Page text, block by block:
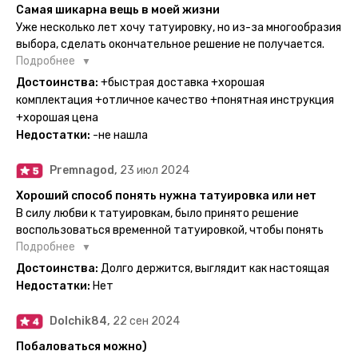
запястье) - вследствие чего могут плохо отпечататься
какие-то части рисунка. Но это, скажем так, риски, которые
вы берёте на себя сами ;)
Самая шикарна вещь в моей жизни
Уже несколько лет хочу татуировку, но из-за многообразия
выбора, сделать окончательное решение не получается.
Поэтому everink стали для меня настоящей находкой. Как
только тату пришли, я сразу понеслась их забирать. Хочу
отметить, что у everink очень большой выбор мест для
доставки, что значительно упрощает процесс получения
тату. Посылка была упакованна в бумажный плотный
конверт, внутри оказалась ещё одна упаковка с
дизайнерским принтом. Комплектация набора: сами тату,
упакованные в специальные пакетики, салфетки,
инструкция по нанесению. Всё выглядит очень мило. Я уже
нанесла одну из них и сейчас жду результата. Всё очень
понятно объяснено, отдельным плюсом для меня стала
картинка с обозначениями тех мечт, где тату будет
держаться дольше всего. В общем всём советую и
рекомендую, буду заказывать ещё))
Подробнее
Достоинства: +быстрая доставка +хорошая
комплектация +отличное качество +понятная инструкция
+хорошая цена
Недостатки: -не нашла
Premnagod, 23 июл 2024
Хороший способ понять нужна татуировка или нет
В силу любви к татуировкам, было принято решение
воспользоваться временной татуировкой, чтобы понять
хочется набивать настоящую или нет, как оказалось
смысла набивать нет, ведь можно постоянно делать
временные татуировки и в случае если одна не понравится
больше ничего и не нужно.
Подробнее
Достоинства: Долго держится, выглядит как настоящая
Недостатки: Нет
Dolchik84, 22 сен 2024
Побаловаться можно)